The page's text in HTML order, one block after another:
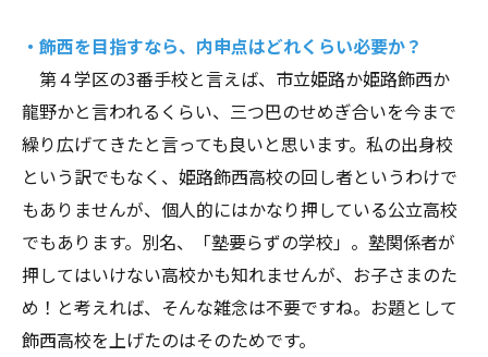
・飾西を目指すなら、内申点はどれくらい必要か？
第４学区の3番手校と言えば、市立姫路か姫路飾西か
龍野かと言われるくらい、三つ巴のせめぎ合いを今まで
繰り広げてきたと言っても良いと思います。私の出身校
という訳でもなく、姫路飾西高校の回し者というわけで
もありませんが、個人的にはかなり押している公立高校
でもあります。別名、「塾要らずの学校」。塾関係者が
押してはいけない高校かも知れませんが、お子さまのた
め！と考えれば、そんな雑念は不要ですね。お題として
飾西高校を上げたのはそのためです。